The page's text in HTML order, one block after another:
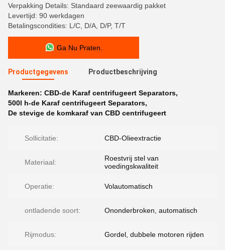
Verpakking Details: Standaard zeewaardig pakket
Levertijd: 90 werkdagen
Betalingscondities: L/C, D/A, D/P, T/T
Ga Nu Praten.
Productgegevens Productbeschrijving
Markeren: CBD-de Karaf centrifugeert Separators,
500l h-de Karaf centrifugeert Separators,
De stevige de komkaraf van CBD centrifugeert
Sollicitatie: CBD-Olieextractie
Materiaal:
Roestvrij stel van
voedingskwaliteit
Operatie: Volautomatisch
ontladende soort: Ononderbroken, automatisch
Rijmodus: Gordel, dubbele motoren rijden